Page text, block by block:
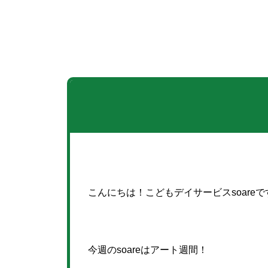
こんにちは！こどもデイサービスsoareで
今週のsoareはアート週間！